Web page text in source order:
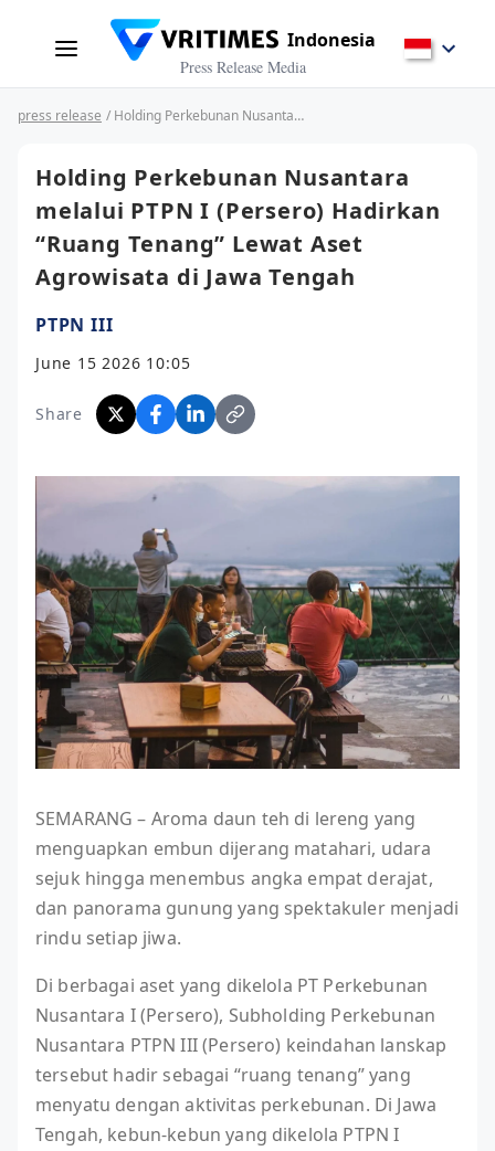
Indonesia
Press Release Media
press release / Holding Perkebunan Nusantara melalui PTPN I (Persero) Hadirkan “Ruang Tenang” Lewat Aset Agrowisata di Jawa Tengah
Holding Perkebunan Nusantara
melalui PTPN I (Persero) Hadirkan
“Ruang Tenang” Lewat Aset
Agrowisata di Jawa Tengah
PTPN III
June 15 2026 10:05
Share
SEMARANG – Aroma daun teh di lereng yang
menguapkan embun dijerang matahari, udara
sejuk hingga menembus angka empat derajat,
dan panorama gunung yang spektakuler menjadi
rindu setiap jiwa.
Di berbagai aset yang dikelola PT Perkebunan
Nusantara I (Persero), Subholding Perkebunan
Nusantara PTPN III (Persero) keindahan lanskap
tersebut hadir sebagai “ruang tenang” yang
menyatu dengan aktivitas perkebunan. Di Jawa
Tengah, kebun-kebun yang dikelola PTPN I